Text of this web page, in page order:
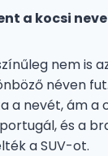
a kocsi
nem is
néven
a nevét, ám a
és a
a SUV-ot.